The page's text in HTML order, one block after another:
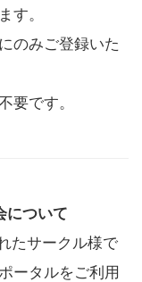
す。
のみご登録いた
要です。
について
たサークル様で
ータルをご利用